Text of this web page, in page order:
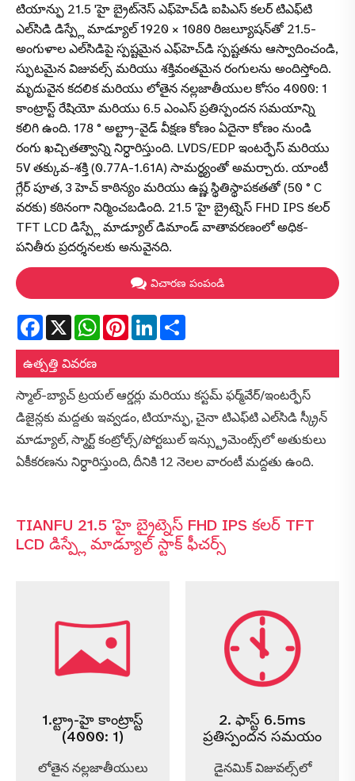
టియాన్ఫు 21.5 'హై బ్రైట్‌నెస్ ఎఫ్‌హెచ్‌డి ఐపిఎస్ కలర్ టిఎఫ్‌టి
ఎల్‌సిడి డిస్ప్లే మాడ్యూల్ 1920 × 1080 రిజల్యూషన్‌తో 21.5-
అంగుళాల ఎల్‌సిడిపై స్పష్టమైన ఎఫ్‌హెచ్‌డి స్పష్టతను ఆస్వాదించండి,
స్ఫుటమైన విజువల్స్ మరియు శక్తివంతమైన రంగులను అందిస్తోంది.
మృదువైన కదలిక మరియు లోతైన నల్లజాతీయుల కోసం 4000: 1
కాంట్రాస్ట్ రేషియో మరియు 6.5 ఎంఎస్ ప్రతిస్పందన సమయాన్ని
కలిగి ఉంది. 178 ° అల్ట్రా-వైడ్ వీక్షణ కోణం ఏదైనా కోణం నుండి
రంగు ఖచ్చితత్వాన్ని నిర్ధారిస్తుంది. LVDS/EDP ఇంటర్ఫేస్ మరియు
5V తక్కువ-శక్తి (0.77A-1.61A) సామర్థ్యంతో అమర్చారు. యాంటీ
గ్లేర్ పూత, 3 హెచ్ కాఠిన్యం మరియు ఉష్ణ స్థితిస్థాపకతతో (50 ° C
వరకు) కఠినంగా నిర్మించబడింది. 21.5 'హై బ్రైట్నెస్ FHD IPS కలర్
TFT LCD డిస్ప్లే మాడ్యూల్ డిమాండ్ వాతావరణంలో అధిక-
పనితీరు ప్రదర్శనలకు అనువైనది.
విచారణ పంపండి
Facebook
X WhatsAppPinterestLinkedIn
ఉత్పత్తి వివరణ
స్మాల్-బ్యాచ్ ట్రయల్ ఆర్డర్లు మరియు కస్టమ్ ఫర్మ్‌వేర్/ఇంటర్ఫేస్
డిజైన్లకు మద్దతు ఇవ్వడం, టియాన్ఫు, చైనా టిఎఫ్‌టి ఎల్‌సిడి స్క్రీన్
మాడ్యూల్, స్మార్ట్ కంట్రోల్స్/పోర్టబుల్ ఇన్స్ట్రుమెంట్స్‌లో అతుకులు
ఏకీకరణను నిర్ధారిస్తుంది, దీనికి 12 నెలల వారంటీ మద్దతు ఉంది.
TIANFU 21.5 'హై బ్రైట్నెస్ FHD IPS కలర్ TFT
LCD డిస్ప్లే మాడ్యూల్ స్టాక్ ఫీచర్స్
1.ల్ట్రా-హై కాంట్రాస్ట్
(4000: 1)
లోతైన నల్లజాతీయులు
2. ఫాస్ట్ 6.5ms
ప్రతిస్పందన సమయం
డైనమిక్ విజువల్స్‌లో